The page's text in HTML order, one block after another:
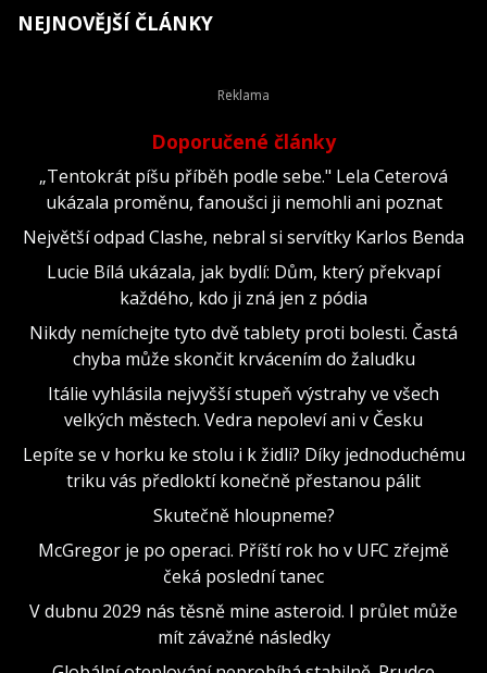
NEJNOVĚJŠÍ ČLÁNKY
Doporučené články
„Tentokrát píšu příběh podle sebe." Lela Ceterová
ukázala proměnu, fanoušci ji nemohli ani poznat
Největší odpad Clashe, nebral si servítky Karlos Benda
Lucie Bílá ukázala, jak bydlí: Dům, který překvapí
každého, kdo ji zná jen z pódia
Nikdy nemíchejte tyto dvě tablety proti bolesti. Častá
chyba může skončit krvácením do žaludku
Itálie vyhlásila nejvyšší stupeň výstrahy ve všech
velkých městech. Vedra nepoleví ani v Česku
Lepíte se v horku ke stolu i k židli? Díky jednoduchému
triku vás předloktí konečně přestanou pálit
Skutečně hloupneme?
McGregor je po operaci. Příští rok ho v UFC zřejmě
čeká poslední tanec
V dubnu 2029 nás těsně mine asteroid. I průlet může
mít závažné následky